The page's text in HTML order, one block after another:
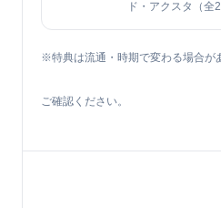
ド・アクスタ（全
※特典は流通・時期で変わる場合が
ご確認ください。